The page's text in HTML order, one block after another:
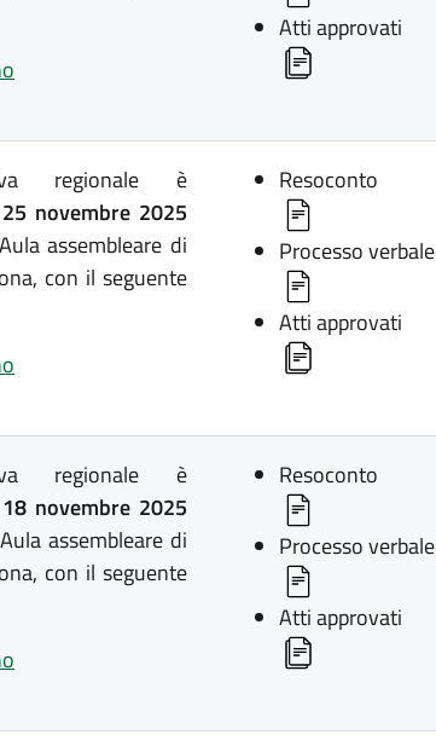
Atti approvati
regionale è
novembre 2025
assembleare di
con il seguente
Resoconto
Processo verbale
Atti approvati
regionale è
novembre 2025
assembleare di
con il seguente
Resoconto
Processo verbale
Atti approvati